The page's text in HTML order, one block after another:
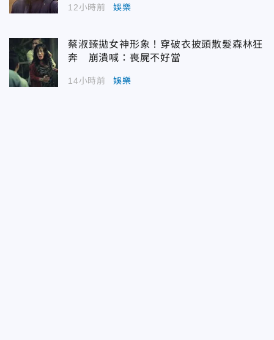
12小時前 娛樂
蔡淑臻拋女神形象！穿破衣披頭散髮森林狂
奔 崩潰喊：喪屍不好當
14小時前 娛樂